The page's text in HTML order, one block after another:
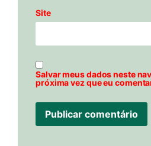
Site
Salvar meus dados neste
próxima vez que eu